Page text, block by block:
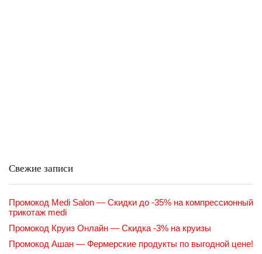
Свежие записи
Промокод Medi Salon — Скидки до -35% на компрессионный
трикотаж medi
Промокод Круиз Онлайн — Скидка -3% на круизы
Промокод Ашан — Фермерские продукты по выгодной цене!